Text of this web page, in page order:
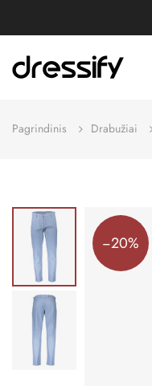
Pagrindinis Drabužiai
−20%